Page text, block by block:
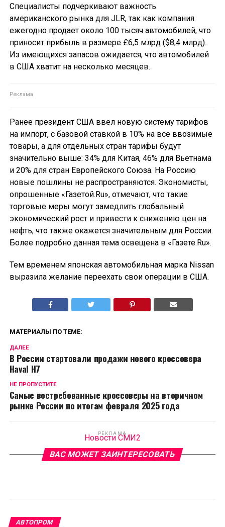
Специалисты подчеркивают важность
американского рынка для JLR, так как компания
ежегодно продает около 100 тысяч автомобилей, что
приносит прибыль в размере £6,5 млрд ($8,4 млрд).
Из имеющихся запасов ожидается, что автомобилей
в США хватит на несколько месяцев.
Ранее президент США ввел новую систему тарифов
на импорт, с базовой ставкой в 10% на все ввозимые
товары, а для отдельных стран тарифы будут
значительно выше: 34% для Китая, 46% для Вьетнама
и 20% для стран Европейского Союза. На Россию
новые пошлины не распространяются. Экономисты,
опрошенные «Газетой.Ru», отмечают, что такие
торговые меры могут замедлить глобальный
экономический рост и привести к снижению цен на
нефть, что также окажется значительным для России.
Более подробно данная тема освещена в «Газете.Ru».
Тем временем японская автомобильная марка Nissan
выразила желание переехать свои операции в США.
МАТЕРИАЛЫ ПО ТЕМЕ:
ДАЛЕЕ
В России стартовали продажи нового кроссовера
Haval H7
НЕ ПРОПУСТИТЕ
Самые востребованные кроссоверы на вторичном
рынке России по итогам февраля 2025 года
РЕКЛАМА
Новости СМИ2
ВАС МОЖЕТ ЗАИНТЕРЕСОВАТЬ
АВТОПРОМ